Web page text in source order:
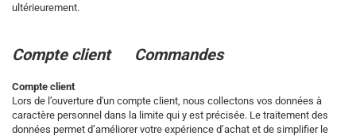
ultérieurement.
Compte client Commandes
Compte client
Lors de l’ouverture d'un compte client, nous collectons vos données à
caractère personnel dans la limite qui y est précisée. Le traitement des
données permet d’améliorer votre expérience d’achat et de simplifier le